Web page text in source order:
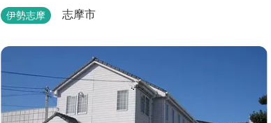
ただけます。またお部屋からはパールブリッジや真
湯」として有名な榊原温泉の運び湯を使用した大浴
場も完備。
伊勢志摩 志摩市